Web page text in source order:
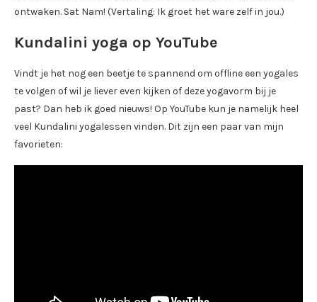
ontwaken. Sat Nam! (Vertaling: Ik groet het ware zelf in jou.)
Kundalini yoga op YouTube
Vindt je het nog een beetje te spannend om offline een yogales
te volgen of wil je liever even kijken of deze yogavorm bij je
past? Dan heb ik goed nieuws! Op YouTube kun je namelijk heel
veel Kundalini yogalessen vinden. Dit zijn een paar van mijn
favorieten: